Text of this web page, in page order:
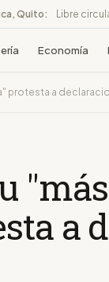
Quito: Libre
Economía
protesta a
a